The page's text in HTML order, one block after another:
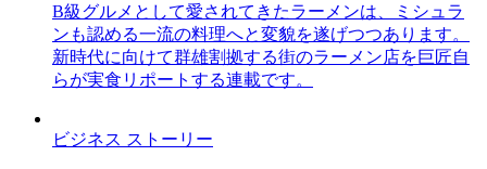
B級グルメとして愛されてきたラーメンは、ミシュラ
ンも認める一流の料理へと変貌を遂げつつあります。
新時代に向けて群雄割拠する街のラーメン店を巨匠自
らが実食リポートする連載です。
ビジネス ストーリー